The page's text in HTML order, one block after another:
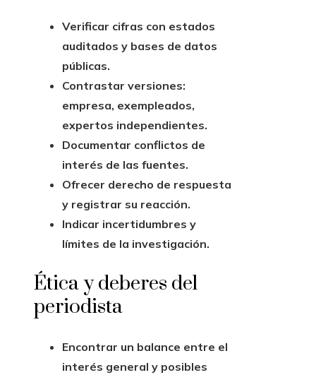
Verificar cifras con estados
auditados y bases de datos
públicas.
Contrastar versiones:
empresa, exempleados,
expertos independientes.
Documentar conflictos de
interés de las fuentes.
Ofrecer derecho de respuesta
y registrar su reacción.
Indicar incertidumbres y
límites de la investigación.
Ética y deberes del
periodista
Encontrar un balance entre el
interés general y posibles